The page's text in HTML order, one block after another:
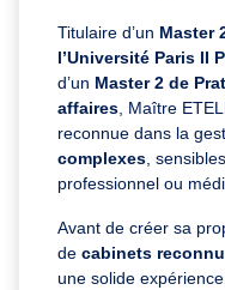
Titulaire d’un Master
l’Université Paris II
d’un Master 2 de
affaires, Maître
reconnue dans la
complexes,
professionnel ou
Avant de créer sa
de cabinets
une solide